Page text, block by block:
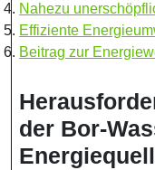
Nahezu
Effiziente
Beitrag zur
der Bor-